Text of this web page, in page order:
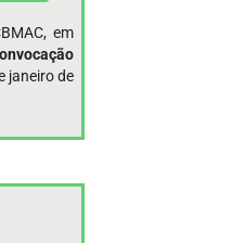
em
janeiro de